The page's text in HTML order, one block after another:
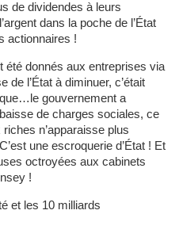
de dividendes à leurs
dans la poche de l’État
actionnaires !
été donnés aux entreprises via
de l’État à diminuer, c’était
que…le gouvernement a
de charges sociales, ce
n’apparaisse plus
une escroquerie d’État ! Et
octroyées aux cabinets
!
et les 10 milliards